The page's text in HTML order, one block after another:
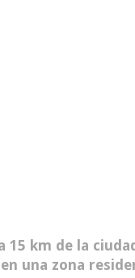
15 km de la
una zona